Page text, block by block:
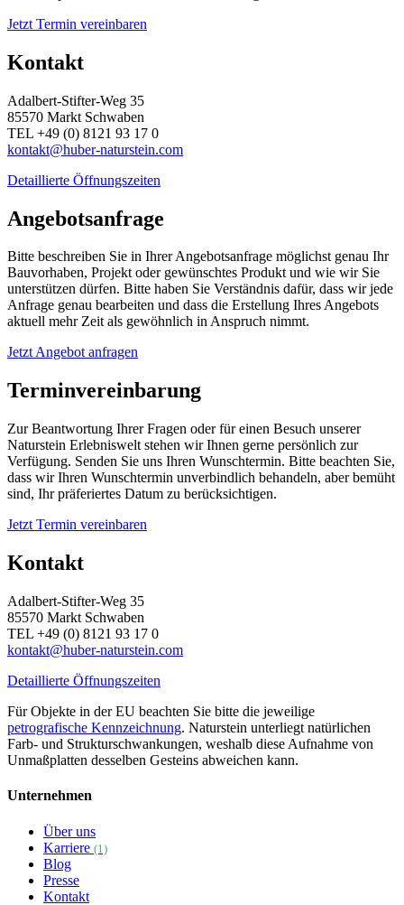
Jetzt Termin vereinbaren
Kontakt
Adalbert-Stifter-Weg 35
85570 Markt Schwaben
TEL +49 (0) 8121 93 17 0
kontakt@huber-naturstein.com
Detaillierte Öffnungszeiten
Angebotsanfrage
Bitte beschreiben Sie in Ihrer Angebotsanfrage möglichst genau Ihr
Bauvorhaben, Projekt oder gewünschtes Produkt und wie wir Sie
unterstützen dürfen. Bitte haben Sie Verständnis dafür, dass wir jede
Anfrage genau bearbeiten und dass die Erstellung Ihres Angebots
aktuell mehr Zeit als gewöhnlich in Anspruch nimmt.
Jetzt Angebot anfragen
Terminvereinbarung
Zur Beantwortung Ihrer Fragen oder für einen Besuch unserer
Naturstein Erlebniswelt stehen wir Ihnen gerne persönlich zur
Verfügung. Senden Sie uns Ihren Wunschtermin. Bitte beachten Sie,
dass wir Ihren Wunschtermin unverbindlich behandeln, aber bemüht
sind, Ihr präferiertes Datum zu berücksichtigen.
Jetzt Termin vereinbaren
Kontakt
Adalbert-Stifter-Weg 35
85570 Markt Schwaben
TEL +49 (0) 8121 93 17 0
kontakt@huber-naturstein.com
Detaillierte Öffnungszeiten
Für Objekte in der EU beachten Sie bitte die jeweilige
petrografische Kennzeichnung. Naturstein unterliegt natürlichen
Farb- und Strukturschwankungen, weshalb diese Aufnahme von
Unmaßplatten desselben Gesteins abweichen kann.
Unternehmen
Über uns
Karriere (1)
Blog
Presse
Kontakt